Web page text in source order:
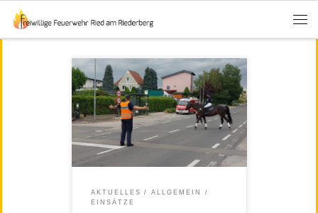
AKTUELLES
ALLGEMEIN
EINSÄTZE